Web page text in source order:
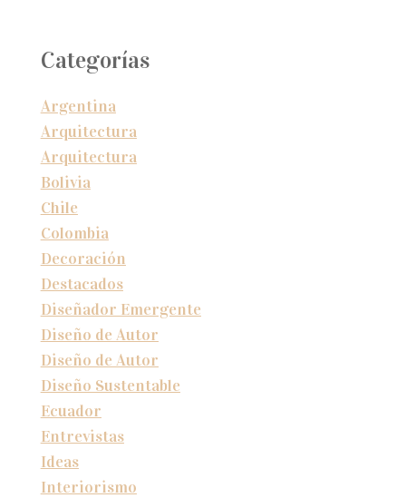
Categorías
Argentina
Arquitectura
Arquitectura
Bolivia
Chile
Colombia
Decoración
Destacados
Diseñador Emergente
Diseño de Autor
Diseño de Autor
Diseño Sustentable
Ecuador
Entrevistas
Ideas
Interiorismo